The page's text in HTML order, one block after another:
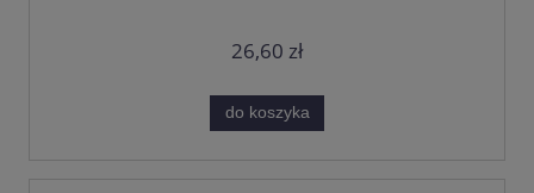
26,60 zł
do koszyka